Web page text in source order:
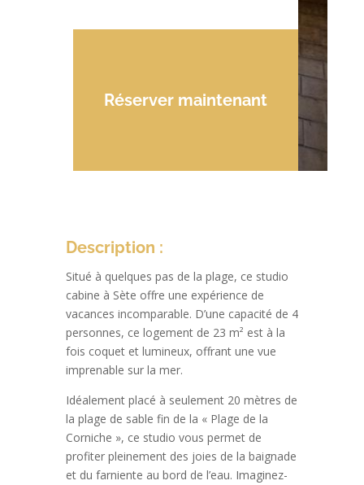
Réserver maintenant
Description :
Situé à quelques pas de la plage, ce studio
cabine à Sète offre une expérience de
vacances incomparable. D’une capacité de 4
personnes, ce logement de 23 m² est à la
fois coquet et lumineux, offrant une vue
imprenable sur la mer.
Idéalement placé à seulement 20 mètres de
la plage de sable fin de la « Plage de la
Corniche », ce studio vous permet de
profiter pleinement des joies de la baignade
et du farniente au bord de l’eau. Imaginez-